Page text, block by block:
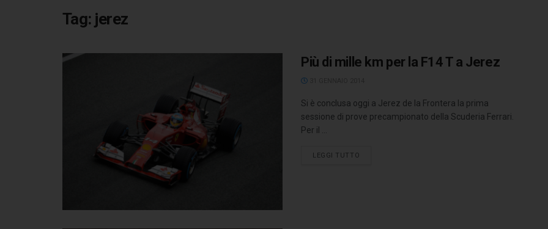
Tag: jerez
Più di mille km per la F14 T a Jerez
Si è conclusa oggi a Jerez de la Frontera la prima
sessione di prove precampionato della Scuderia Ferrari.
Per il ...
LEGGI TUTTO